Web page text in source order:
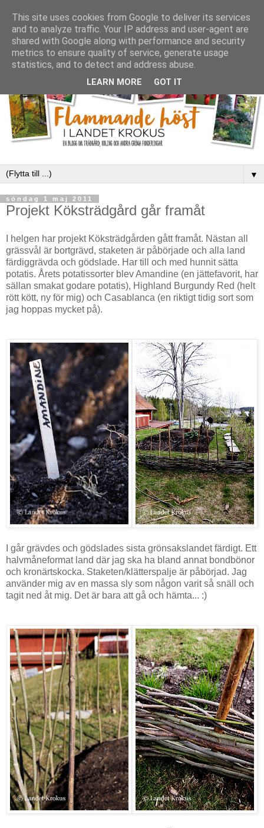
▼
söndag 1 maj 2011
Projekt Köksträdgård går framåt
I helgen har projekt Köksträdgården gått framåt. Nästan all
grässvål är bortgrävd, staketen är påbörjade och alla land
färdiggrävda och gödslade. Har till och med hunnit sätta
potatis. Årets potatissorter blev Amandine (en jättefavorit, har
sällan smakat godare potatis), Highland Burgundy Red (helt
rött kött, ny för mig) och Casablanca (en riktigt tidig sort som
jag hoppas mycket på).
I går grävdes och gödslades sista grönsakslandet färdigt. Ett
halvmåneformat land där jag ska ha bland annat bondbönor
och kronärtskocka. Staketen/klätterspalje är påbörjad. Jag
använder mig av en massa sly som någon varit så snäll och
tagit ned åt mig. Det är bara att gå och hämta... :)
This site uses cookies from Google to deliver its services
and to analyze traffic. Your IP address and user-agent are
shared with Google along with performance and security
metrics to ensure quality of service, generate usage
statistics, and to detect and address abuse.
LEARN MORE GOT IT